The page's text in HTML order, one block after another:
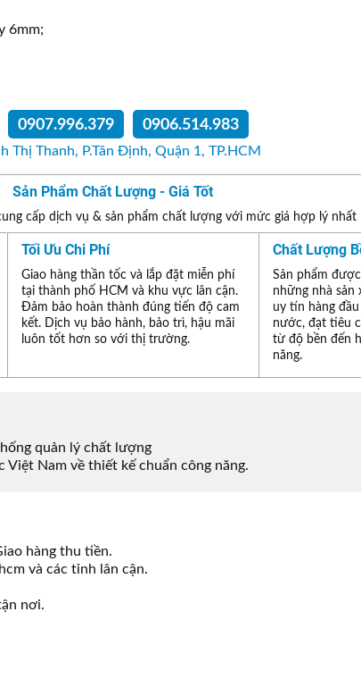
6mm;
0907.996.379 0906.514.983
Thị Thanh, P.Tân Định, Quận 1, TP.HCM
Sản Phẩm Chất Lượng - Giá Tốt
cấp dịch vụ & sản phẩm chất lượng với mức giá hợp lý nhất
Tối Ưu Chi Phí
Giao hàng thần tốc và lắp đặt miễn phí
tại thành phố HCM và khu vực lân cận.
Đảm bảo hoàn thành đúng tiến độ cam
kết. Dịch vụ bảo hành, bảo trì, hậu mãi
luôn tốt hơn so với thị trường.
Chất Lượng
Sản phẩm
những nhà sản
uy tín hàng
nước, đạt tiêu
từ độ bền đến
năng.
quản lý chất lượng
Nam về thiết kế chuẩn công năng.
hàng thu tiền.
và các tỉnh lân cận.
nơi.